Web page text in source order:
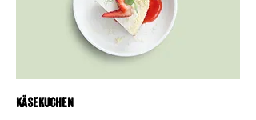
Käsekuchen